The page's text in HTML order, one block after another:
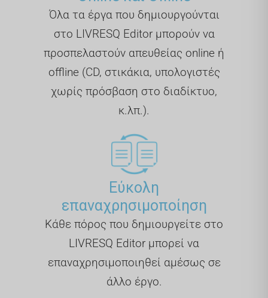
Όλα τα έργα που δημιουργούνται
στο LIVRESQ Editor μπορούν να
προσπελαστούν απευθείας online ή
offline (CD, στικάκια, υπολογιστές
χωρίς πρόσβαση στο διαδίκτυο,
κ.λπ.).
Εύκολη
επαναχρησιμοποίηση
Κάθε πόρος που δημιουργείτε στο
LIVRESQ Editor μπορεί να
επαναχρησιμοποιηθεί αμέσως σε
άλλο έργο.